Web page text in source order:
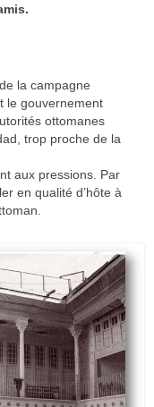
.
la campagne
le gouvernement
ottomanes
trop proche de la
aux pressions. Par
en qualité d’hôte à